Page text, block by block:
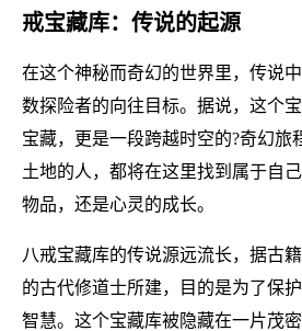
戒宝藏库：传说的起源
在这个神秘而奇幻的世界里，传说
数探险者的向往目标。据说，这个
宝藏，更是一段跨越时空的?奇幻旅
土地的人，都将在这里找到属于自
物品，还是心灵的成长。
八戒宝藏库的传说源远流长，据古
的古代修道士所建，目的是为了保
智慧。这个宝藏库被隐藏在一片茂